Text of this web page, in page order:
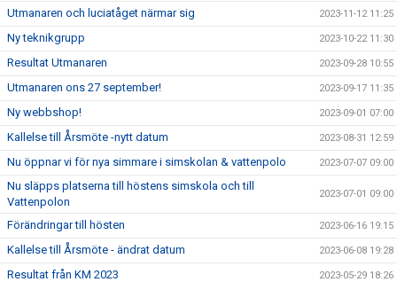
Utmanaren och luciatåget närmar sig 2023-11-12 11:25
Ny teknikgrupp 2023-10-22 11:30
Resultat Utmanaren 2023-09-28 10:55
Utmanaren ons 27 september! 2023-09-17 11:35
Ny webbshop! 2023-09-01 07:00
Kallelse till Årsmöte -nytt datum 2023-08-31 12:59
Nu öppnar vi för nya simmare i simskolan & vattenpolo 2023-07-07 09:00
Nu släpps platserna till höstens simskola och till
Vattenpolon
2023-07-01 09:00
Förändringar till hösten 2023-06-16 19:15
Kallelse till Årsmöte - ändrat datum 2023-06-08 19:28
Resultat från KM 2023 2023-05-29 18:26